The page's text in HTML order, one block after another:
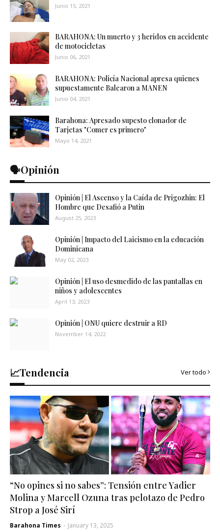
Junio 15, 2021
BARAHONA: Un muerto y 3 heridos en accidente
de motocicletas
Junio 06, 2021
BARAHONA: Policía Nacional apresa quienes
supuestamente Balearon a MANEN
Junio 04, 2021
Barahona: Apresado supesto clonador de
Tarjetas "Comer es primero"
Mayo 14, 2021
🗣️Opinión
Opinión | El Ascenso y la Caída de Prigozhin: El
Hombre que Desafió a Putin
August 25, 2023
Opinión | Impacto del Laicismo en la educación
Dominicana
May 02, 2023
Opinión | El uso desmedido de las pantallas en
niños y adolescentes
April 13, 2023
Opinión | ONU quiere destruir a RD
November 14, 2022
📈Tendencia Ver todo
“No opines si no sabes”: Tensión entre Yadier
Molina y Marcell Ozuna tras pelotazo de Pedro
Strop a José Sirí
Barahona Times - January 13, 2025